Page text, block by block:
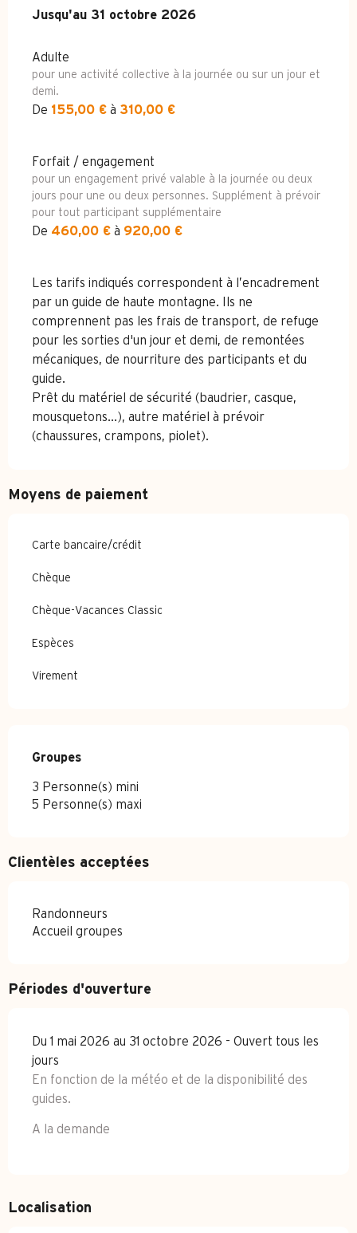
Du1 mai 2026au31 octobre 2026
Jusqu'au 31 octobre 2026
Adulte
pour une activité collective à la journée ou sur un jour et
demi.
De 155,00 € à 310,00 €
Forfait / engagement
pour un engagement privé valable à la journée ou deux
jours pour une ou deux personnes. Supplément à prévoir
pour tout participant supplémentaire
De 460,00 € à 920,00 €
Les tarifs indiqués correspondent à l’encadrement
par un guide de haute montagne. Ils ne
comprennent pas les frais de transport, de refuge
pour les sorties d'un jour et demi, de remontées
mécaniques, de nourriture des participants et du
guide.
Prêt du matériel de sécurité (baudrier, casque,
mousquetons...), autre matériel à prévoir
(chaussures, crampons, piolet).
Moyens de paiement
Carte bancaire/crédit
Chèque
Chèque-Vacances Classic
Espèces
Virement
Groupes
Groupes
3 Personne(s) mini
5 Personne(s) maxi
Clientèles acceptées
Randonneurs
Accueil groupes
Périodes d'ouverture
Du 1 mai 2026 au 31 octobre 2026 - Ouvert tous les
jours
En fonction de la météo et de la disponibilité des
guides.
A la demande
Localisation